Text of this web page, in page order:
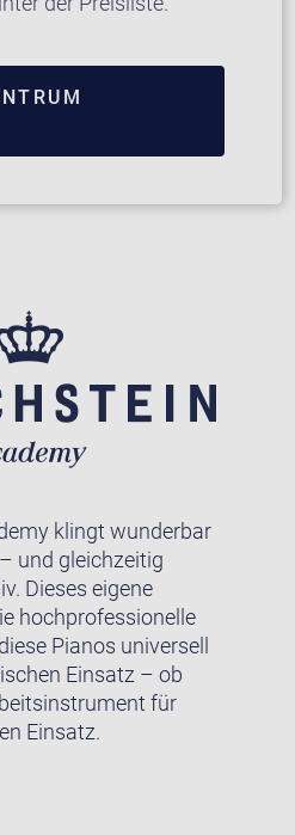
klingt wunderbar
und gleichzeitig
Dieses eigene
hochprofessionelle
Pianos universell
Einsatz – ob
für
Einsatz.